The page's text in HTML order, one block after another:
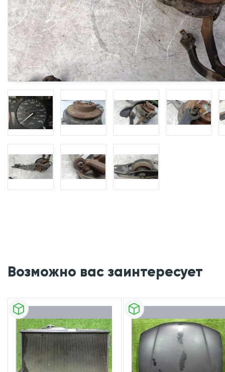
Возможно вас заинтересует